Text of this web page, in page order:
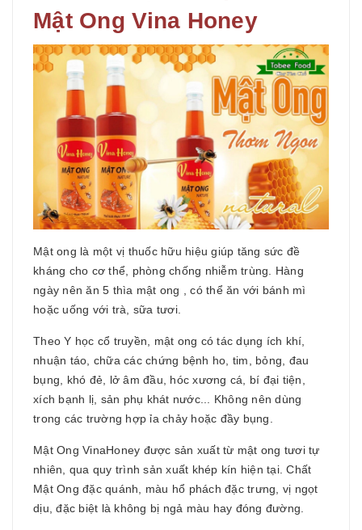
Mật Ong Vina Honey
Mật ong là một vị thuốc hữu hiệu giúp tăng sức đề
kháng cho cơ thể, phòng chống nhiễm trùng. Hàng
ngày nên ăn 5 thìa mật ong , có thể ăn với bánh mì
hoặc uống với trà, sữa tươi.
Theo Y học cổ truyền, mật ong có tác dụng ích khí,
nhuận táo, chữa các chứng bệnh ho, tim, bỏng, đau
bụng, khó đẻ, lở âm đầu, hóc xương cá, bí đại tiện,
xích bạnh lị, sản phụ khát nước... Không nên dùng
trong các trường hợp ỉa chảy hoặc đầy bụng.
Mật Ong VinaHoney được sản xuất từ mật ong tươi tự
nhiên, qua quy trình sản xuất khép kín hiện tại. Chất
Mật Ong đặc quánh, màu hổ phách đặc trưng, vị ngọt
dịu, đặc biệt là không bị ngả màu hay đóng đường.